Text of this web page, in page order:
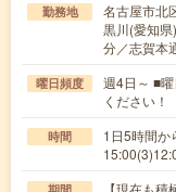
勤務地
名古屋市北
黒川(愛知
分／志賀本
曜日頻度
週4日～ ■
ください！
時間
1日5時間か
【現在も